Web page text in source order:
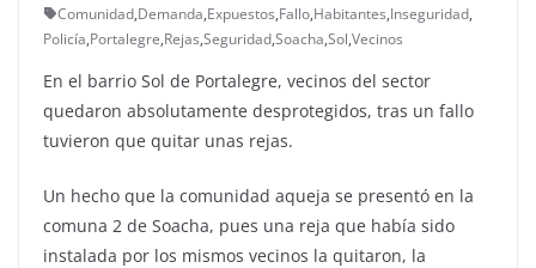
Comunidad,Demanda,Expuestos,Fallo,Habitantes,Inseguridad,
Policía,Portalegre,Rejas,Seguridad,Soacha,Sol,Vecinos
En el barrio Sol de Portalegre, vecinos del sector
quedaron absolutamente desprotegidos, tras un fallo
tuvieron que quitar unas rejas.
Un hecho que la comunidad aqueja se presentó en la
comuna 2 de Soacha, pues una reja que había sido
instalada por los mismos vecinos la quitaron, la